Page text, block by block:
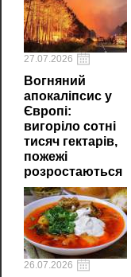
27.07.2026
Вогняний
апокаліпсис у
Європі:
вигоріло сотні
тисяч гектарів,
пожежі
розростаються
26.07.2026